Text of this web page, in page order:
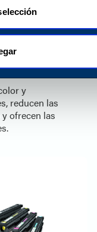
y
reducen las
ofrecen las